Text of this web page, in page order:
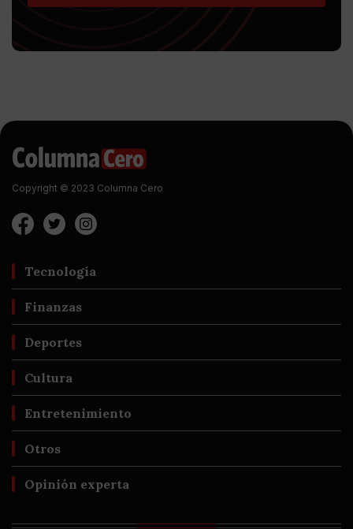
Copyright © 2023 Columna Cero
Tecnología
Finanzas
Deportes
Cultura
Entretenimiento
Otros
Opinión experta